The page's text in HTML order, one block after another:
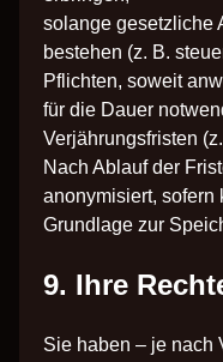
solange gesetzliche
bestehen (z. B.
Pflichten, soweit
für die Dauer
Verjährungsfristen
Nach Ablauf der
anonymisiert, sofern
Grundlage zur
9. Ihre
Sie haben – je nach